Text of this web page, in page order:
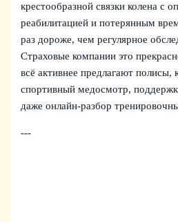
крестообразной связки колена с
реабилитацией и потерянным
раз дороже, чем регулярное
Страховые компании это
всё активнее предлагают полисы,
спортивный медосмотр,
даже онлайн‑разбор
---